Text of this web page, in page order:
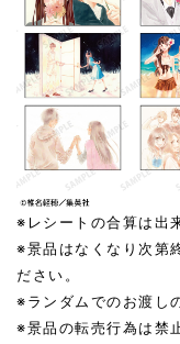
※レシートの合算は出
※景品はなくなり次第
ださい。
※ランダムでのお渡し
※景品の転売行為は禁